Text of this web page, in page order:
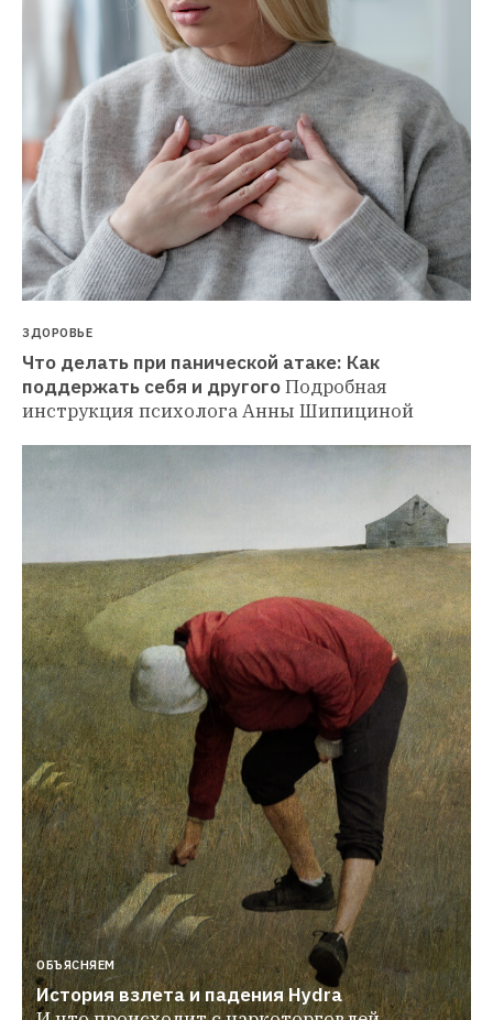
ЗДОРОВЬЕ
Что делать при панической атаке: Как
поддержать себя и другогоПодробная
инструкция психолога Анны Шипициной
ОБЪЯСНЯЕМ
История взлета и падения Hydra